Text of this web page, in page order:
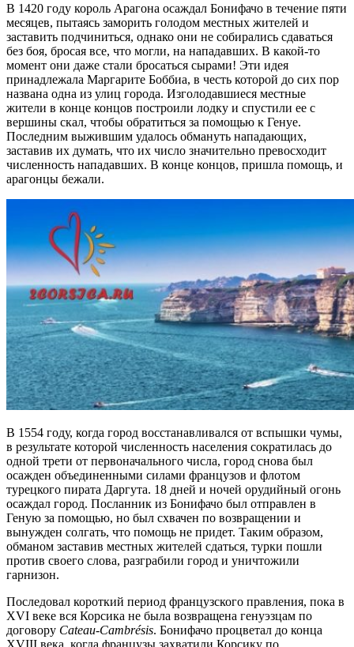
В 1420 году король Арагона осаждал Бонифачо в течение пяти
месяцев, пытаясь заморить голодом местных жителей и
заставить подчиниться, однако они не собирались сдаваться
без боя, бросая все, что могли, на нападавших. В какой-то
момент они даже стали бросаться сырами! Эти идея
принадлежала Маргарите Боббиа, в честь которой до сих пор
названа одна из улиц города. Изголодавшиеся местные
жители в конце концов построили лодку и спустили ее с
вершины скал, чтобы обратиться за помощью к Генуе.
Последним выжившим удалось обмануть нападающих,
заставив их думать, что их число значительно превосходит
численность нападавших. В конце концов, пришла помощь, и
арагонцы бежали.
В 1554 году, когда город восстанавливался от вспышки чумы,
в результате которой численность населения сократилась до
одной трети от первоначального числа, город снова был
осажден объединенными силами французов и флотом
турецкого пирата Даргута. 18 дней и ночей орудийный огонь
осаждал город. Посланник из Бонифачо был отправлен в
Геную за помощью, но был схвачен по возвращении и
вынужден солгать, что помощь не придет. Таким образом,
обманом заставив местных жителей сдаться, турки пошли
против своего слова, разграбили город и уничтожили
гарнизон.
Последовал короткий период французского правления, пока в
XVI веке вся Корсика не была возвращена генуэзцам по
договору Cateau-Cambrésis. Бонифачо процветал до конца
XVIII века, когда французы захватили Корсику по